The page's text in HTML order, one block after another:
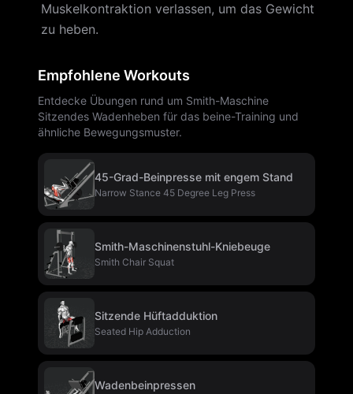
Muskelkontraktion verlassen, um das Gewicht
zu heben.
Empfohlene Workouts
Entdecke Übungen rund um Smith-Maschine
Sitzendes Wadenheben für das beine-Training und
ähnliche Bewegungsmuster.
45-Grad-Beinpresse mit engem Stand
Narrow Stance 45 Degree Leg Press
Smith-Maschinenstuhl-Kniebeuge
Smith Chair Squat
Sitzende Hüftadduktion
Seated Hip Adduction
Wadenbeinpressen